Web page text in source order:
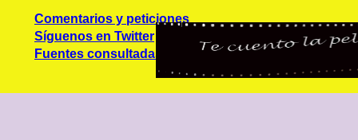
Comentarios y peticiones
Síguenos en Twitter
Fuentes consultadas